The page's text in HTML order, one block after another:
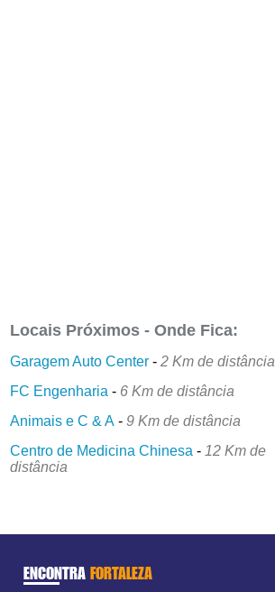
Locais Próximos - Onde Fica:
Garagem Auto Center -2 Km de distância
FC Engenharia - 6 Km de distância
Animais e C & A -9 Km de distância
Centro de Medicina Chinesa - 12 Km de
distância
ENCONTRA FORTALEZA